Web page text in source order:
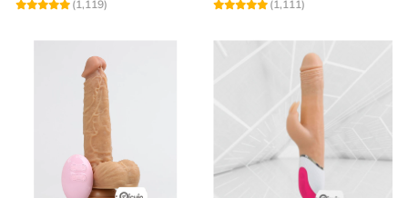
(1,119)
(1,111)